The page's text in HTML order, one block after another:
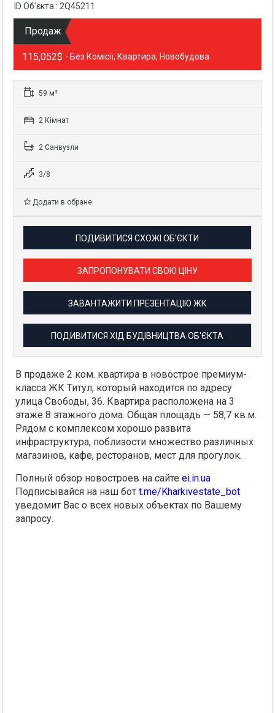
ID Об'єкта : 2Q45211
Продаж
115,052$ - Без Комісії, Квартира, Новобудова
59 м²
2 Кімнат
2 Санвузли
3/8
Додати в обране
ПОДИВИТИСЯ СХОЖІ ОБ'ЄКТИ
ЗАПРОПОНУВАТИ СВОЮ ЦІНУ
ЗАВАНТАЖИТИ ПРЕЗЕНТАЦІЮ ЖК
ПОДИВИТИСЯ ХІД БУДІВНИЦТВА ОБ'ЄКТА
В продаже 2 ком. квартира в новострое премиум-
класса ЖК Титул, который находится по адресу
улица Свободы, 36. Квартира расположена на 3
этаже 8 этажного дома. Общая площадь — 58,7 кв.м.
Рядом с комплексом хорошо развита
инфраструктура, поблизости множество различных
магазинов, кафе, ресторанов, мест для прогулок.
Полный обзор новостроев на сайте ei.in.ua
Подписывайся на наш бот t.me/Kharkivestate_bot
уведомит Вас о всех новых объектах по Вашему
запросу.